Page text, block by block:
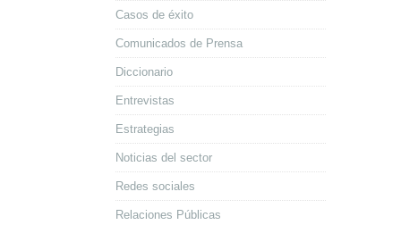
Casos de éxito
Comunicados de Prensa
Diccionario
Entrevistas
Estrategias
Noticias del sector
Redes sociales
Relaciones Públicas